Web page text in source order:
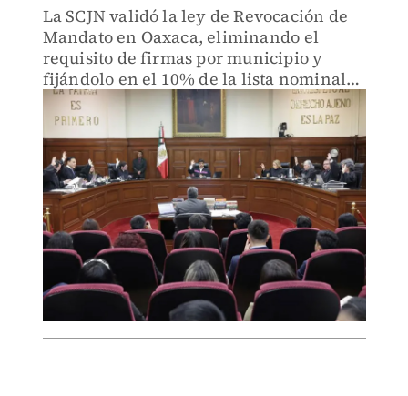
La SCJN validó la ley de Revocación de
Mandato en Oaxaca, eliminando el
requisito de firmas por municipio y
fijándolo en el 10% de la lista nominal
total. El consejero celebró la decisión.